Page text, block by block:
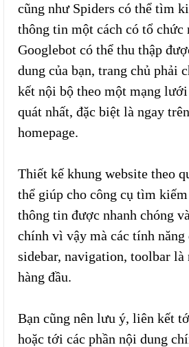
cũng như Spiders có thể tìm
thông tin một cách có tổ chức
Googlebot có thể thu thập
dung của bạn, trang chủ phải
kết nội bộ theo một mạng
quát nhất, đặc biệt là ngay
homepage.
Thiết kế khung website theo
thể giúp cho công cụ tìm
thông tin được nhanh chóng
chính vì vậy mà các tính
sidebar, navigation, toolbar là
hàng đầu.
Bạn cũng nên lưu ý, liên kết
hoặc tới các phần nội dung